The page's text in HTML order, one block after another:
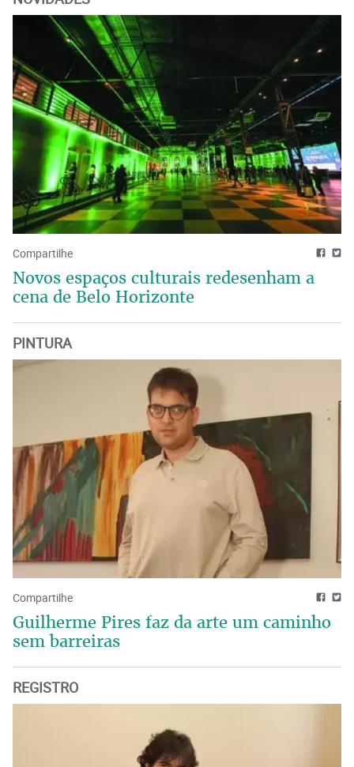
Compartilhe
Novos espaços culturais redesenham a
cena de Belo Horizonte
PINTURA
Compartilhe
Guilherme Pires faz da arte um caminho
sem barreiras
REGISTRO